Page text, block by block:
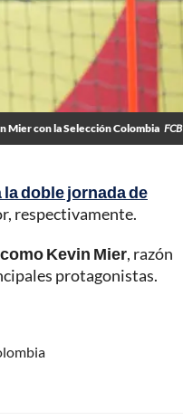
Mier con la Selección Colombia FCB
la doble jornada de
respectivamente.
Kevin Mier, razón
protagonistas.